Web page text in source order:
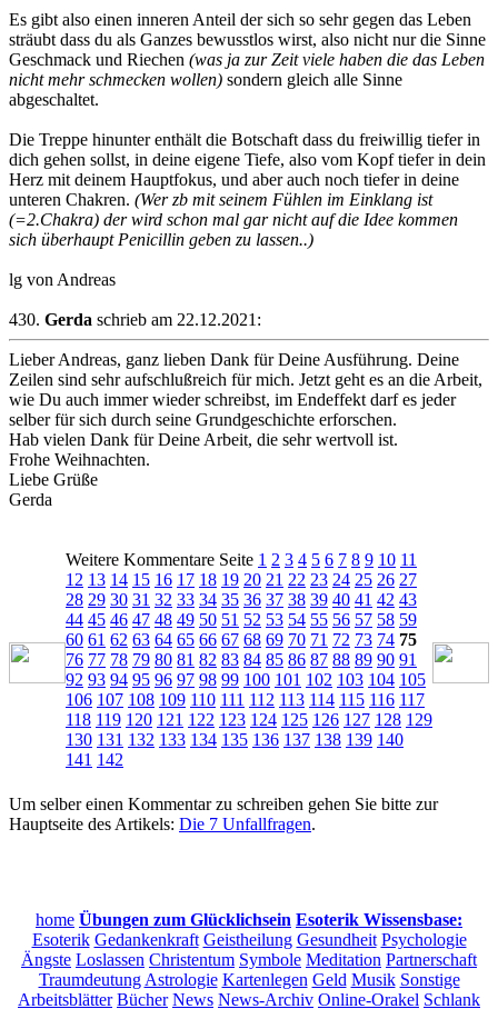
Es gibt also einen inneren Anteil der sich so sehr gegen das Leben
sträubt dass du als Ganzes bewusstlos wirst, also nicht nur die Sinne
Geschmack und Riechen (was ja zur Zeit viele haben die das Leben
nicht mehr schmecken wollen) sondern gleich alle Sinne
abgeschaltet.
Die Treppe hinunter enthält die Botschaft dass du freiwillig tiefer in
dich gehen sollst, in deine eigene Tiefe, also vom Kopf tiefer in dein
Herz mit deinem Hauptfokus, und aber auch noch tiefer in deine
unteren Chakren. (Wer zb mit seinem Fühlen im Einklang ist
(=2.Chakra) der wird schon mal gar nicht auf die Idee kommen
sich überhaupt Penicillin geben zu lassen..)
lg von Andreas
430. Gerda schrieb am 22.12.2021:
Lieber Andreas, ganz lieben Dank für Deine Ausführung. Deine
Zeilen sind sehr aufschlußreich für mich. Jetzt geht es an die Arbeit,
wie Du auch immer wieder schreibst, im Endeffekt darf es jeder
selber für sich durch seine Grundgeschichte erforschen.
Hab vielen Dank für Deine Arbeit, die sehr wertvoll ist.
Frohe Weihnachten.
Liebe Grüße
Gerda
Weitere Kommentare Seite 1 2 3 4 5 6 7 8 9 10 11
12 13 14 15 16 17 18 19 20 21 22 23 24 25 26 27
28 29 30 31 32 33 34 35 36 37 38 39 40 41 42 43
44 45 46 47 48 49 50 51 52 53 54 55 56 57 58 59
60 61 62 63 64 65 66 67 68 69 70 71 72 73 74 75
76 77 78 79 80 81 82 83 84 85 86 87 88 89 90 91
92 93 94 95 96 97 98 99 100 101 102 103 104 105
106 107 108 109 110 111 112 113 114 115 116 117
118 119 120 121 122 123 124 125 126 127 128 129
130 131 132 133 134 135 136 137 138 139 140
141 142
Um selber einen Kommentar zu schreiben gehen Sie bitte zur
Hauptseite des Artikels: Die 7 Unfallfragen.
home Übungen zum Glücklichsein Esoterik Wissensbase:
Esoterik Gedankenkraft Geistheilung Gesundheit Psychologie
Ängste Loslassen Christentum Symbole Meditation Partnerschaft
Traumdeutung Astrologie Kartenlegen Geld Musik Sonstige
Arbeitsblätter Bücher News News-Archiv Online-Orakel Schlank